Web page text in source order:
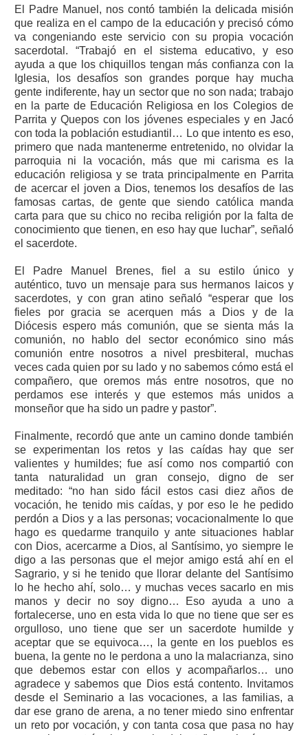
El Padre Manuel, nos contó también la delicada misión
que realiza en el campo de la educación y precisó cómo
va congeniando este servicio con su propia vocación
sacerdotal. “Trabajó en el sistema educativo, y eso
ayuda a que los chiquillos tengan más confianza con la
Iglesia, los desafíos son grandes porque hay mucha
gente indiferente, hay un sector que no son nada; trabajo
en la parte de Educación Religiosa en los Colegios de
Parrita y Quepos con los jóvenes especiales y en Jacó
con toda la población estudiantil… Lo que intento es eso,
primero que nada mantenerme entretenido, no olvidar la
parroquia ni la vocación, más que mi carisma es la
educación religiosa y se trata principalmente en Parrita
de acercar el joven a Dios, tenemos los desafíos de las
famosas cartas, de gente que siendo católica manda
carta para que su chico no reciba religión por la falta de
conocimiento que tienen, en eso hay que luchar”, señaló
el sacerdote.
El Padre Manuel Brenes, fiel a su estilo único y
auténtico, tuvo un mensaje para sus hermanos laicos y
sacerdotes, y con gran atino señaló “esperar que los
fieles por gracia se acerquen más a Dios y de la
Diócesis espero más comunión, que se sienta más la
comunión, no hablo del sector económico sino más
comunión entre nosotros a nivel presbiteral, muchas
veces cada quien por su lado y no sabemos cómo está el
compañero, que oremos más entre nosotros, que no
perdamos ese interés y que estemos más unidos a
monseñor que ha sido un padre y pastor”.
Finalmente, recordó que ante un camino donde también
se experimentan los retos y las caídas hay que ser
valientes y humildes; fue así como nos compartió con
tanta naturalidad un gran consejo, digno de ser
meditado: “no han sido fácil estos casi diez años de
vocación, he tenido mis caídas, y por eso le he pedido
perdón a Dios y a las personas; vocacionalmente lo que
hago es quedarme tranquilo y ante situaciones hablar
con Dios, acercarme a Dios, al Santísimo, yo siempre le
digo a las personas que el mejor amigo está ahí en el
Sagrario, y si he tenido que llorar delante del Santísimo
lo he hecho ahí, solo… y muchas veces sacarlo en mis
manos y decir no soy digno… Eso ayuda a uno a
fortalecerse, uno en esta vida lo que no tiene que ser es
orgulloso, uno tiene que ser un sacerdote humilde y
aceptar que se equivoca…, la gente en los pueblos es
buena, la gente no le perdona a uno la malacrianza, sino
que debemos estar con ellos y acompañarlos… uno
agradece y sabemos que Dios está contento. Invitamos
desde el Seminario a las vocaciones, a las familias, a
dar ese grano de arena, a no tener miedo sino enfrentar
un reto por vocación, y con tanta cosa que pasa no hay